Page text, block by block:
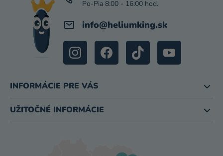
info@heliumking.sk
INFORMÁCIE PRE VÁS
UŽITOČNÉ INFORMÁCIE